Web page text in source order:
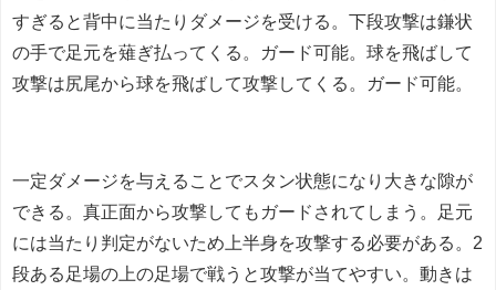
すぎると背中に当たりダメージを受ける。下段攻撃は鎌状
の手で足元を薙ぎ払ってくる。ガード可能。球を飛ばして
攻撃は尻尾から球を飛ばして攻撃してくる。ガード可能。
一定ダメージを与えることでスタン状態になり大きな隙が
できる。真正面から攻撃してもガードされてしまう。足元
には当たり判定がないため上半身を攻撃する必要がある。2
段ある足場の上の足場で戦うと攻撃が当てやすい。動きは